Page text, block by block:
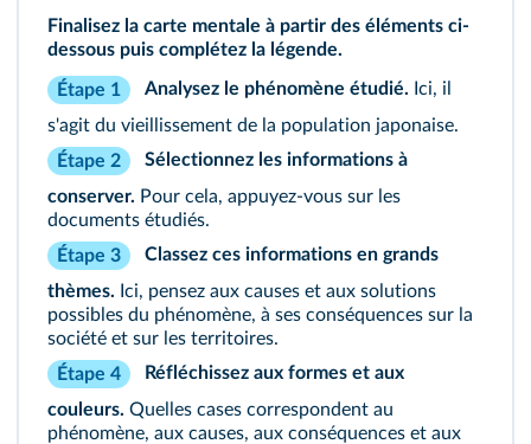
Finalisez la carte mentale à partir des éléments ci-
dessous puis complétez la légende.
Étape 1 Analysez le phénomène étudié. Ici, il
s'agit du vieillissement de la population japonaise.
Étape 2
Sélectionnez les informations à
conserver. Pour cela, appuyez-vous sur les
documents étudiés.
Étape 3
Classez ces informations en grands
thèmes. Ici, pensez aux causes et aux solutions
possibles du phénomène, à ses conséquences sur la
société et sur les territoires.
Étape 4
Réfléchissez aux formes et aux
couleurs. Quelles cases correspondent au
phénomène, aux causes, aux conséquences et aux